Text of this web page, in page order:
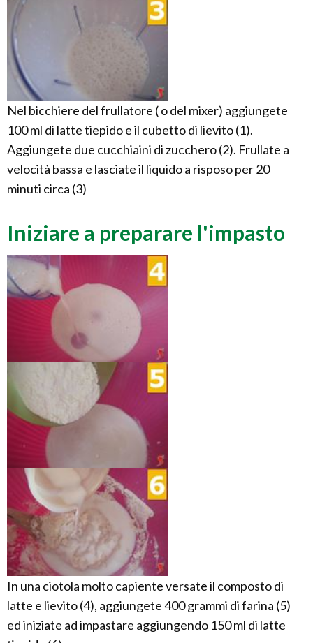
Nel bicchiere del frullatore ( o del mixer) aggiungete
100 ml di latte tiepido e il cubetto di lievito (1).
Aggiungete due cucchiaini di zucchero (2). Frullate a
velocità bassa e lasciate il liquido a risposo per 20
minuti circa (3)
Iniziare a preparare l'impasto
In una ciotola molto capiente versate il composto di
latte e lievito (4), aggiungete 400 grammi di farina (5)
ed iniziate ad impastare aggiungendo 150 ml di latte